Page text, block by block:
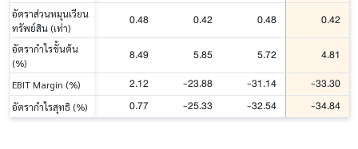
อัตราส่วนหมุนเวียน
ทรัพย์สิน (เท่า)
0.48 0.42 0.48 0.42
อัตรากำไรขั้นต้น
(%)
8.49 5.85 5.72 4.81
EBIT Margin (%) 2.12 -23.88 -31.14 -33.30
อัตรากำไรสุทธิ (%) 0.77 -25.33 -32.54 -34.84